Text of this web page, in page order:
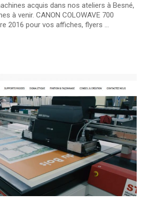
acquis dans nos ateliers à Besné,
à venir. CANON COLOWAVE 700
2016 pour vos affiches, flyers …